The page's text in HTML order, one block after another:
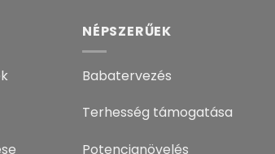
NÉPSZERŰEK
Babatervezés
Terhesség támogatása
Potencianövelés